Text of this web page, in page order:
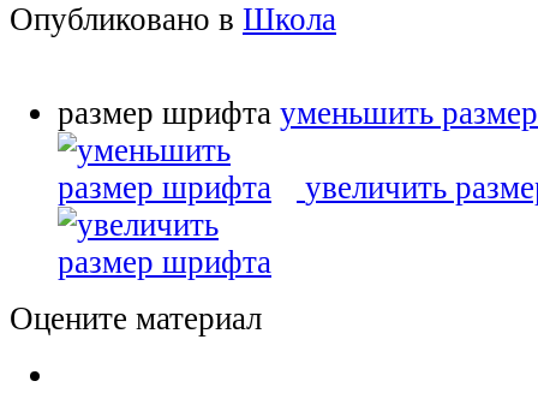
Опубликовано в Школа
размер шрифта уменьшить
увеличить
Оцените материал